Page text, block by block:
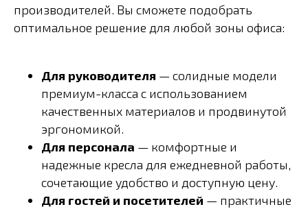
производителей. Вы сможете подобрать
оптимальное решение для любой зоны офиса:
Для руководителя — солидные модели
премиум-класса с использованием
качественных материалов и продвинутой
эргономикой.
Для персонала — комфортные и
надежные кресла для ежедневной работы,
сочетающие удобство и доступную цену.
Для гостей и посетителей — практичные